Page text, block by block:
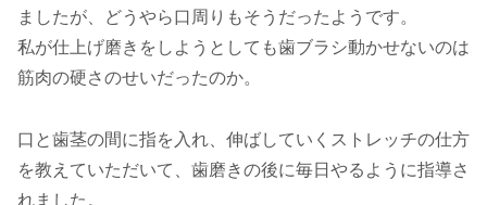
ましたが、どうやら口周りもそうだったようです。
私が仕上げ磨きをしようとしても歯ブラシ動かせないのは
筋肉の硬さのせいだったのか。
口と歯茎の間に指を入れ、伸ばしていくストレッチの仕方
を教えていただいて、歯磨きの後に毎日やるように指導さ
れました。